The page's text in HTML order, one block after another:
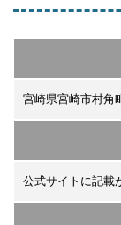
宮崎県宮崎市村角
公式サイトに記載